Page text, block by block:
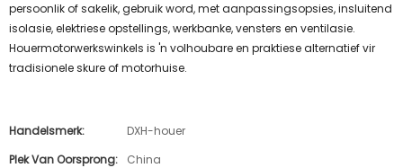
persoonlik of sakelik, gebruik word, met aanpassingsopsies, insluitend
isolasie, elektriese opstellings, werkbanke, vensters en ventilasie.
Houermotorwerkswinkels is 'n volhoubare en praktiese alternatief vir
tradisionele skure of motorhuise.
Handelsmerk:
DXH-houer
Plek Van Oorsprong:
China